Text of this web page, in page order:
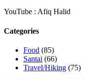
YouTube : Afiq Halid
Categories
Food (85)
Santai (66)
Travel/Hiking (75)